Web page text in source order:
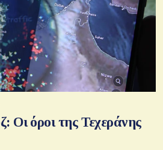
Οι όροι της Τεχεράνης